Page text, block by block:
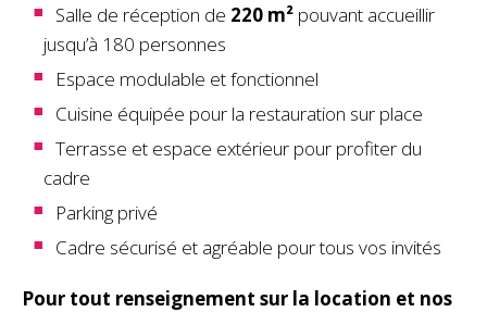
Salle de réception de 220 m² pouvant accueillir
jusqu’à 180 personnes
Espace modulable et fonctionnel
Cuisine équipée pour la restauration sur place
Terrasse et espace extérieur pour profiter du
cadre
Parking privé
Cadre sécurisé et agréable pour tous vos invités
Pour tout renseignement sur la location et nos